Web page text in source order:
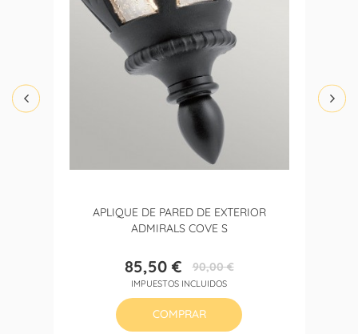
APLIQUE DE PARED DE EXTERIOR
ADMIRALS COVE S
Precio
85,50 €Precio
base
90,00 €
IMPUESTOS INCLUIDOS
COMPRAR